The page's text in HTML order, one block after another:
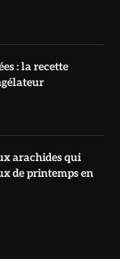
: la recette
arachides qui
de printemps en